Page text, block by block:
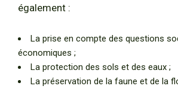
également :
La prise en compte des questions
économiques ;
La protection des sols et des eaux ;
La préservation de la faune et de la